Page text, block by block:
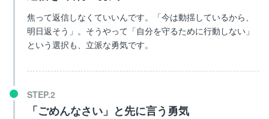
焦って返信しなくていいんです。「今は動揺しているから、
明日返そう」。そうやって「自分を守るために行動しない」
という選択も、立派な勇気です。
「ごめんなさい」と先に言う勇気